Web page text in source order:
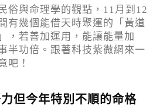
俗與命理學的觀點，11月到12
有幾個能借天時聚運的「黃道
，若善加運用，能讓能量加
半功倍。跟著科技紫微網來一
吧！
但今年特別不順的命格